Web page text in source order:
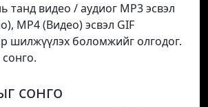
танд видео / аудиог MP3 эсвэл
MP4 (Видео) эсвэл GIF
шилжүүлэх боломжийг олгодог.
сонго